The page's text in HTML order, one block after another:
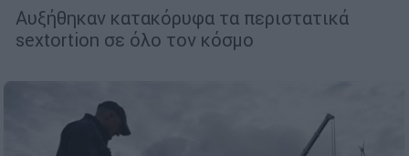
Αυξήθηκαν κατακόρυφα τα περιστατικά
sextortion σε όλο τον κόσμο